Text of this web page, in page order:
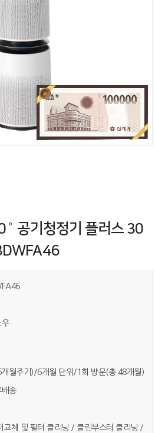
공기청정기 플러스 30
우
개월주기)/6개월 단위/1회 방문(총 48개월)
배송
교체 및 필터 클리닝 / 클린부스터 클리닝 /